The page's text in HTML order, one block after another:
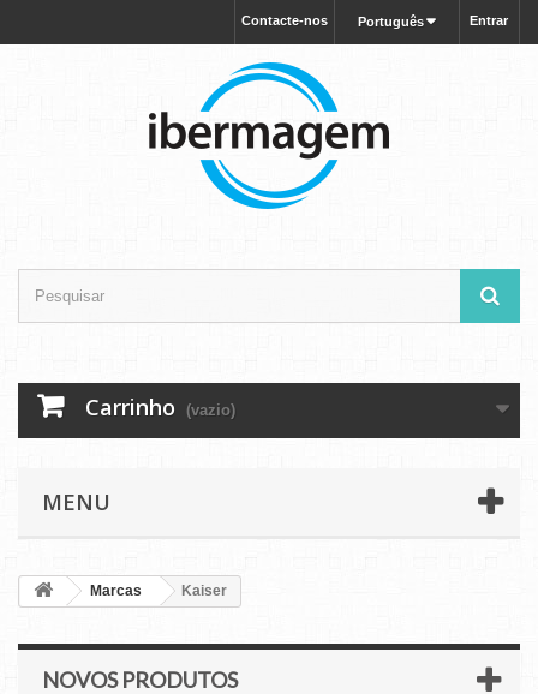
Entrar
Português
Contacte-nos
Carrinho (vazio)
MENU
Marcas Kaiser
NOVOS PRODUTOS